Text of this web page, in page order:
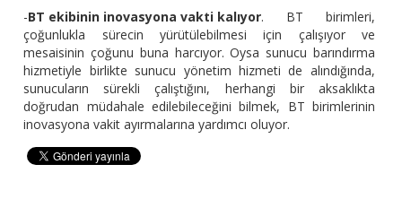
-BT ekibinin inovasyona vakti kalıyor. BT birimleri,
çoğunlukla sürecin yürütülebilmesi için çalışıyor ve
mesaisinin çoğunu buna harcıyor. Oysa sunucu barındırma
hizmetiyle birlikte sunucu yönetim hizmeti de alındığında,
sunucuların sürekli çalıştığını, herhangi bir aksaklıkta
doğrudan müdahale edilebileceğini bilmek, BT birimlerinin
inovasyona vakit ayırmalarına yardımcı oluyor.